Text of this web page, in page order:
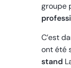
groupe
C’est
ont été
stand